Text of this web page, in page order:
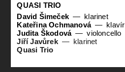
QUASI TRIO
David Šimeček
klarinet
Kateřina Ochmanová
klavír
Judita Škodová
violoncello
Jiří Javůrek
klarinet
Quasi Trio